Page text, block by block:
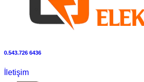
0.543.726 6436
İletişim